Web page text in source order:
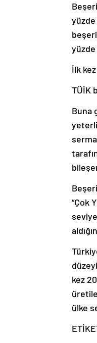
yüzde
İlk
TÜİK
Buna
“Çok
kez
ülke